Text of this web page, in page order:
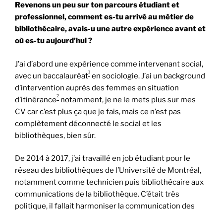
Revenons un peu sur ton parcours étudiant et
professionnel, comment es-tu arrivé au métier de
bibliothécaire, avais-u une autre expérience avant et
où es-tu aujourd’hui ?
J’ai d’abord une expérience comme intervenant social,
avec un baccalauréat1 en sociologie. J’ai un background
d’intervention auprès des femmes en situation
d’itinérance2 notamment, je ne le mets plus sur mes
CV car c’est plus ça que je fais, mais ce n’est pas
complètement déconnecté le social et les
bibliothèques, bien sûr.
De 2014 à 2017, j’ai travaillé en job étudiant pour le
réseau des bibliothèques de l’Université de Montréal,
notamment comme technicien puis bibliothécaire aux
communications de la bibliothèque. C’était très
politique, il fallait harmoniser la communication des